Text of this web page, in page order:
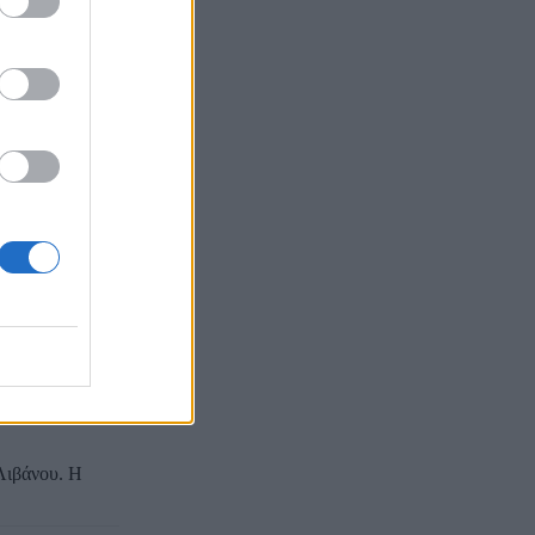
του
επιθέσεις
Ισλαμικής
σκότωσαν
ANI
Η